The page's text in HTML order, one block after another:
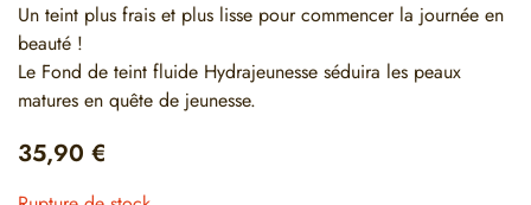
Un teint plus frais et plus lisse pour commencer la journée en
beauté !
Le Fond de teint fluide Hydrajeunesse séduira les peaux
matures en quête de jeunesse.
35,90 €